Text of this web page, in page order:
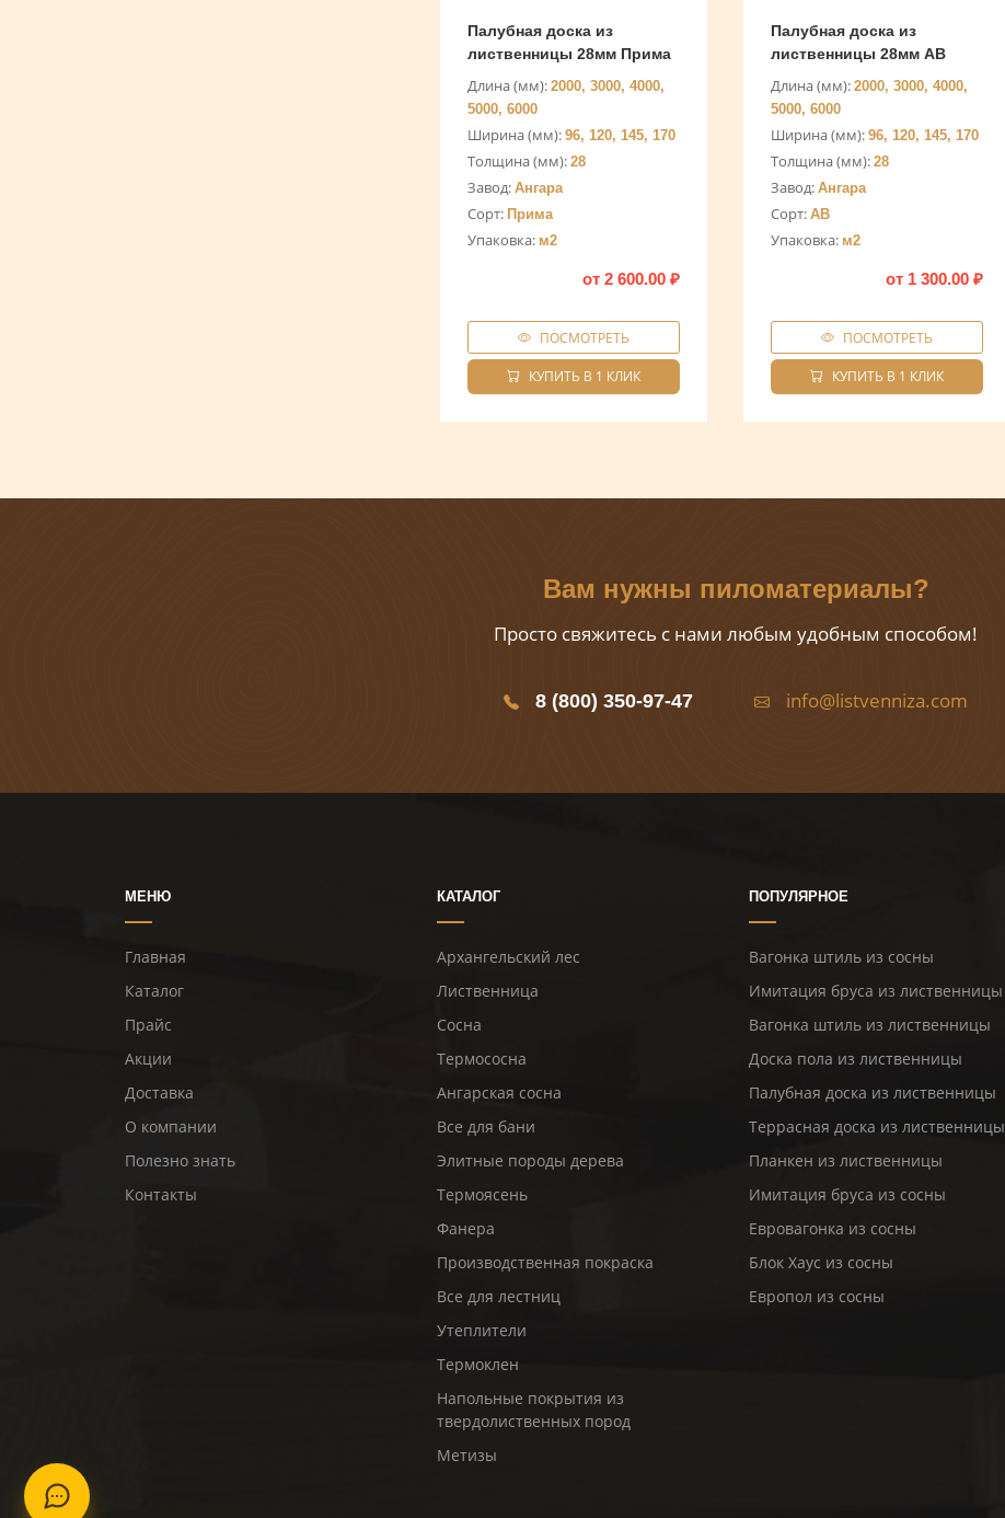
Палубная доска из
лиственницы 28мм Прима
Длина (мм): 2000, 3000, 4000,
5000, 6000
Ширина (мм): 96, 120, 145, 170
Толщина (мм): 28
Завод: Ангара
Сорт: Прима
Упаковка: м2
от2 600.00₽
ПОСМОТРЕТЬ
КУПИТЬ В 1 КЛИК
Палубная доска из
лиственницы 28мм АВ
Длина (мм): 2000, 3000, 4000,
5000, 6000
Ширина (мм): 96, 120, 145, 170
Толщина (мм): 28
Завод: Ангара
Сорт: AB
Упаковка: м2
от 1 300.00₽
ПОСМОТРЕТЬ
КУПИТЬ В 1 КЛИК
Вам нужны пиломатериалы?
Просто свяжитесь с нами любым удобным способом!
8 (800) 350-97-47 info@listvenniza.com
МЕНЮ
Главная
Каталог
Прайс
Акции
Доставка
О компании
Полезно знать
Контакты
КАТАЛОГ
Архангельский лес
Лиственница
Сосна
Термососна
Ангарская сосна
Все для бани
Элитные породы дерева
Термоясень
Фанера
Производственная покраска
Все для лестниц
Утеплители
Термоклен
Напольные покрытия из
твердолиственных пород
Метизы
ПОПУЛЯРНОЕ
Вагонка штиль из сосны
Имитация бруса из лиственницы
Вагонка штиль из лиственницы
Доска пола из лиственницы
Палубная доска из лиственницы
Террасная доска из лиственницы
Планкен из лиственницы
Имитация бруса из сосны
Евровагонка из сосны
Блок Хаус из сосны
Европол из сосны